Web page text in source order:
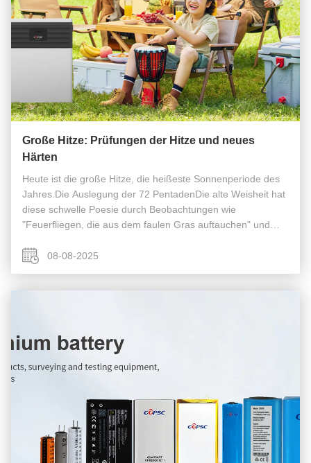
Große Hitze: Prüfungen der Hitze und neues
Härten
Heute ist die große Hitze, die heißeste Sonnenperiode des
Jahres.Die Auslegung der 72 PentadenDie alte Weisheit hat
diese schwelle Poesie durch Beobachtungen wie
"Feuerfliegen, die aus dem faulen Gras auftauchen" und
Praktiken wie Kräutergelee in ...
08-08-2025